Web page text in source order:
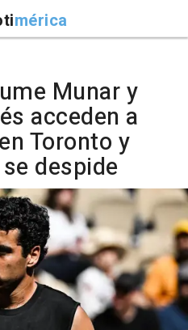
mérica
Munar y
acceden a
Toronto y
despide